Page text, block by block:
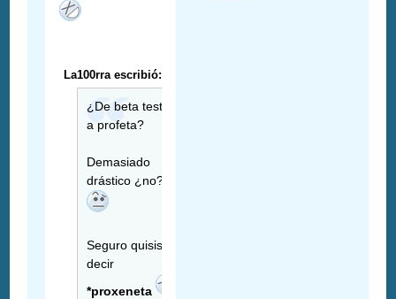
La100rra escribió:
¿De beta tester
a profeta?
Demasiado
drástico ¿no?
Seguro quisiste
decir
*proxeneta